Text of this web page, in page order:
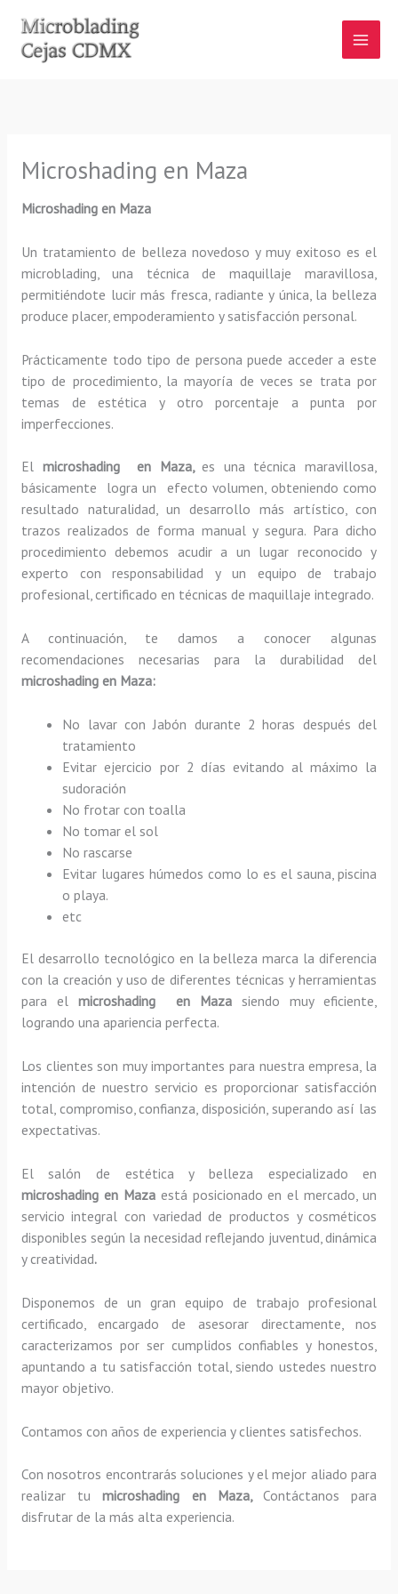
contenido
Microshading en Maza
Microshading en Maza
Un tratamiento de belleza novedoso y muy exitoso es el
microblading, una técnica de maquillaje maravillosa,
permitiéndote lucir más fresca, radiante y única, la belleza
produce placer, empoderamiento y satisfacción personal.
Prácticamente todo tipo de persona puede acceder a este
tipo de procedimiento, la mayoría de veces se trata por
temas de estética y otro porcentaje a punta por
imperfecciones.
El microshading en Maza, es una técnica maravillosa,
básicamente
logra un efecto volumen, obteniendo como
resultado naturalidad, un desarrollo más artístico, con
trazos realizados de forma manual y segura. Para dicho
procedimiento debemos acudir a un lugar reconocido y
experto con responsabilidad y un equipo de trabajo
profesional, certificado en técnicas de maquillaje integrado.
A continuación, te damos a conocer algunas
recomendaciones necesarias para la durabilidad del
microshading en Maza:
No lavar con Jabón durante 2 horas después del
tratamiento
Evitar ejercicio por 2 días evitando al máximo la
sudoración
No frotar con toalla
No tomar el sol
No rascarse
Evitar lugares húmedos como lo es el sauna, piscina
o playa.
etc
El desarrollo tecnológico en la belleza marca la diferencia
con la creación y uso de diferentes técnicas y herramientas
para elmicroshading en Mazasiendo muy eficiente,
logrando una apariencia perfecta.
Los clientes son muy importantes para nuestra empresa, la
intención de nuestro servicio es proporcionar satisfacción
total, compromiso, confianza, disposición, superando así las
expectativas.
El salón de estética y belleza especializado en
microshading en Mazaestá posicionado en el mercado, un
servicio integral con variedad de productos y cosméticos
disponibles según la necesidad reflejando juventud, dinámica
y creatividad.
Disponemos de un gran equipo de trabajo profesional
certificado, encargado de asesorar directamente, nos
caracterizamos por ser cumplidos confiables y honestos,
apuntando a tu satisfacción total, siendo ustedes nuestro
mayor objetivo.
Contamos con años de experiencia y clientes satisfechos.
Con nosotros encontrarás soluciones y el mejor aliado para
realizar tumicroshading en Maza, Contáctanos para
disfrutar de la más alta experiencia.